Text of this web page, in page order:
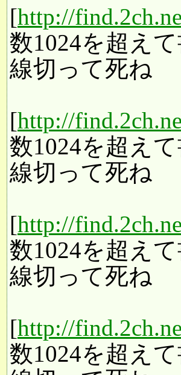
[http://
数1024を超え
線切って死ね
[http://
数1024を超え
線切って死ね
[http://
数1024を超え
線切って死ね
[http://
数1024を超え